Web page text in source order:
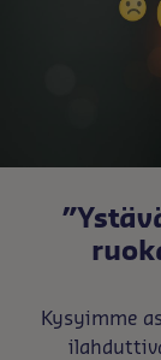
Kysyimme